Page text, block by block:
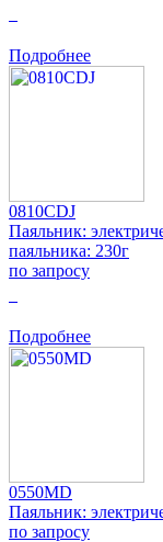
Подробнее
0810CDJ
Паяльник:
паяльника: 230г
по запросу
Подробнее
0550MD
Паяльник:
по запросу